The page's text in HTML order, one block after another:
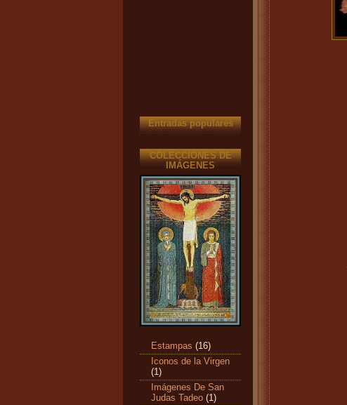
Entradas populares
COLECCIONES DE
IMÁGENES
Estampas (16)
Iconos de la Virgen
(1)
Imágenes De San
Judas Tadeo (1)